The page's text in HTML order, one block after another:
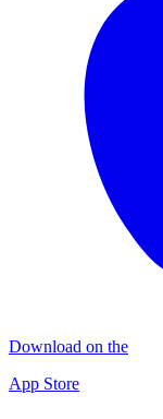
Download on the
App Store